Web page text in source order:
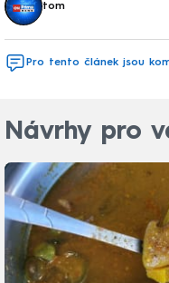
tom
Pro tento článek jsou
Návrhy pro